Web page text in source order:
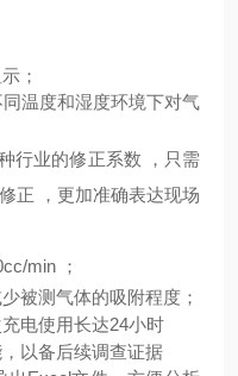
；
温度和湿度环境下对气
行业的修正系数
，只需
正
，更加准确表达现场
min ；
被测气体的吸附程度；
电使用长达24小时
以备后续调查证据